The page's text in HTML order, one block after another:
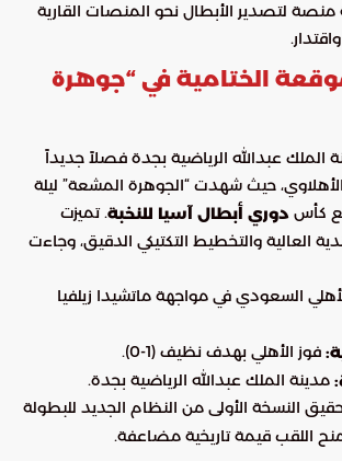
منصة لتصدير الأبطال نحو المنصات القارية
الختامية في “جوهرة
عبدالله الرياضية بجدة فصلاً جديداً
حيث شهدت “الجوهرة المشعة” ليلة
كأس دوري أبطال آسيا للنخبة. تميزت
العالية والتخطيط التكتيكي الدقيق، وجاءت
السعودي في مواجهة ماتشيدا زيلفيا
فوز الأهلي بهدف نظيف (1-0).
مدينة الملك عبدالله الرياضية بجدة.
النسخة الأولى من النظام الجديد للبطولة
اللقب قيمة تاريخية مضاعفة.